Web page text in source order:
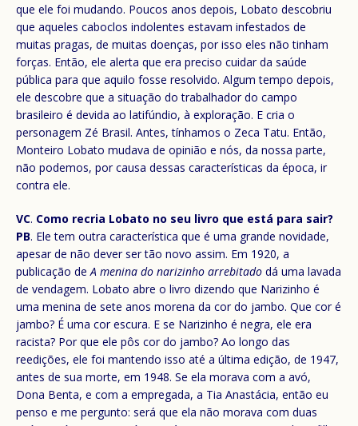
que ele foi mudando. Poucos anos depois, Lobato descobriu
que aqueles caboclos indolentes estavam infestados de
muitas pragas, de muitas doenças, por isso eles não tinham
forças. Então, ele alerta que era preciso cuidar da saúde
pública para que aquilo fosse resolvido. Algum tempo depois,
ele descobre que a situação do trabalhador do campo
brasileiro é devida ao latifúndio, à exploração. E cria o
personagem Zé Brasil. Antes, tínhamos o Zeca Tatu. Então,
Monteiro Lobato mudava de opinião e nós, da nossa parte,
não podemos, por causa dessas características da época, ir
contra ele.
VC. Como recria Lobato no seu livro que está para sair?
PB. Ele tem outra característica que é uma grande novidade,
apesar de não dever ser tão novo assim. Em 1920, a
publicação de A menina do narizinho arrebitado dá uma lavada
de vendagem. Lobato abre o livro dizendo que Narizinho é
uma menina de sete anos morena da cor do jambo. Que cor é
jambo? É uma cor escura. E se Narizinho é negra, ele era
racista? Por que ele pôs cor do jambo? Ao longo das
reedições, ele foi mantendo isso até a última edição, de 1947,
antes de sua morte, em 1948. Se ela morava com a avó,
Dona Benta, e com a empregada, a Tia Anastácia, então eu
penso e me pergunto: será que ela não morava com duas